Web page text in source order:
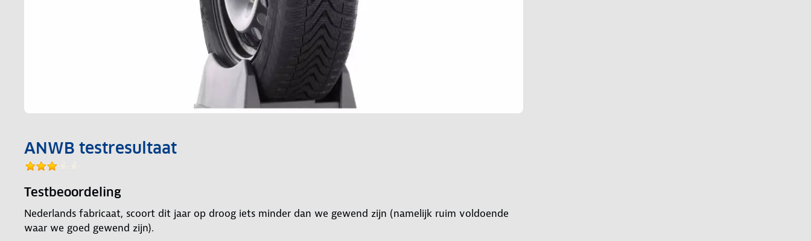
ANWB testresultaat
Testbeoordeling
Nederlands fabricaat, scoort dit jaar op droog iets minder dan we gewend zijn (namelijk ruim voldoende
waar we goed gewend zijn).